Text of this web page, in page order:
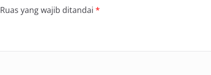
Ruas yang wajib ditandai *